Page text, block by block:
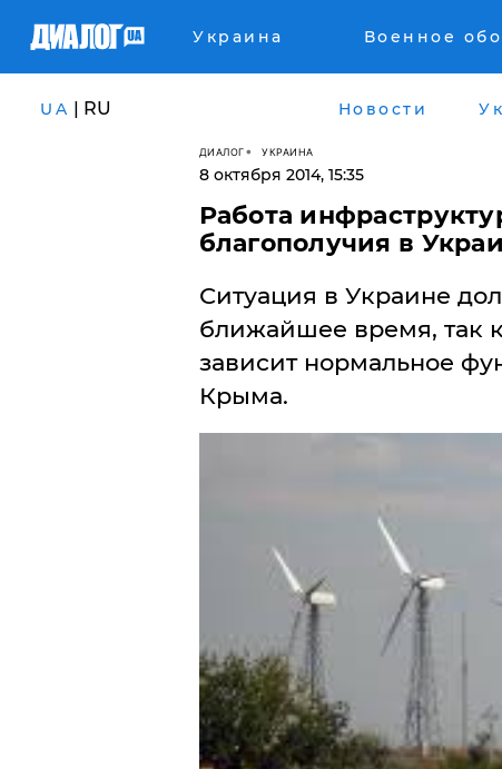
Украина Военное
UA | RU Новости
ДИАЛОГ УКРАИНА
8 октября 2014, 15:35
Работа
благополучия в
Ситуация в Украине
ближайшее время, так
зависит нормальное
Крыма.